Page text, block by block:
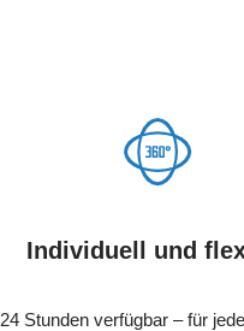
Individuell und
24 Stunden verfügbar – für